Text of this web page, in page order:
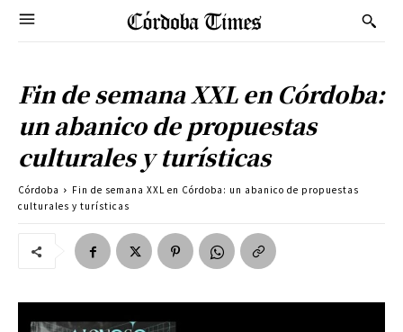
Fin de semana XXL en Córdoba:
un abanico de propuestas
culturales y turísticas
Córdoba
Fin de semana XXL en Córdoba: un abanico de propuestas
culturales y turísticas